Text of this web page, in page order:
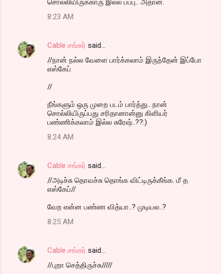
8:23 AM
Cable சங்கர் said…
//நான் நல்ல வேளை பார்க்கலாம் இருந்தேன் இப்போ
எஸ்கேப்
//
நீங்களும் ஒரு முறை படம் பார்த்து.. நான்
சொல்லியிருப்பது சரிதானான்னு கிளியர்
பண்ணிக்கலாம் இல்ல சுரேஷ்..??:)
8:24 AM
Cable சங்கர் said…
//அடிச்சு தொவச்சு தொங்க விட்டிருக்கீங்க. மீ த
எஸ்கேப்//
வேற என்ன பண்ண வித்யா..? முடியல..?
8:25 AM
Cable சங்கர் said…
//புறா செத்திருச்சு/////